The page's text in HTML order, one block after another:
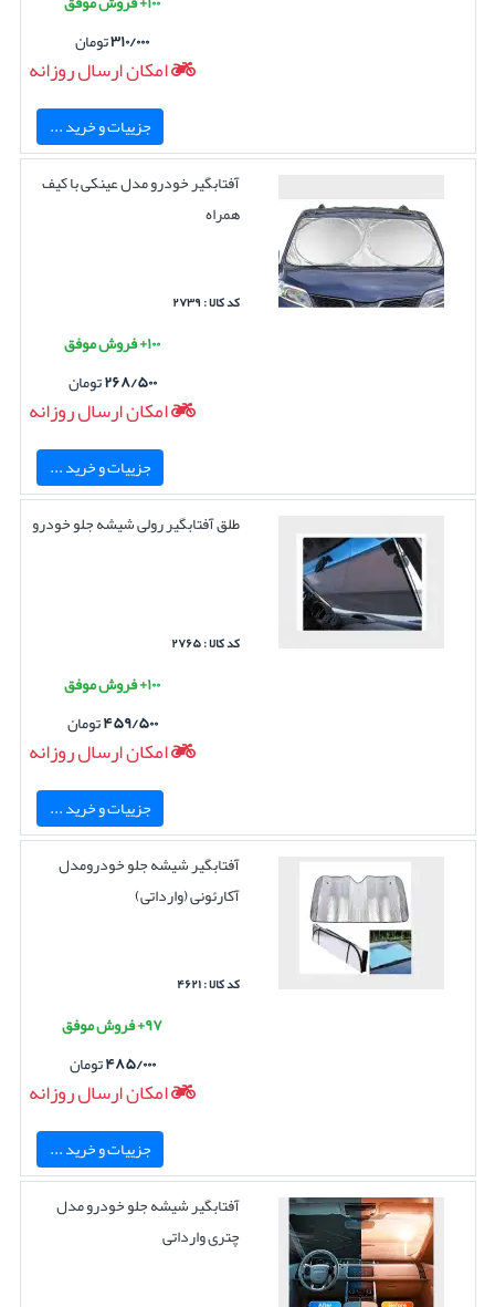
۳۱۰/۰۰۰تومان
امکان ارسال روزانه
جزییات و خرید ...
آفتابگیر خودرو مدل عینکی با کیف
همراه
کد کالا : ۲۷۳۹
۱۰۰+ فروش موفق
۲۶۸/۵۰۰تومان
امکان ارسال روزانه
جزییات و خرید ...
طلق آفتابگیر رولی شیشه جلو خودرو
کد کالا : ۲۷۶۵
۱۰۰+ فروش موفق
۴۵۹/۵۰۰تومان
امکان ارسال روزانه
جزییات و خرید ...
آفتابگیر شیشه جلو خودرومدل
آکارئونی (وارداتی)
کد کالا : ۴۶۲۱
۹۷+ فروش موفق
۴۸۵/۰۰۰تومان
امکان ارسال روزانه
جزییات و خرید ...
آفتابگیر شیشه جلو خودرو مدل
چتری وارداتی